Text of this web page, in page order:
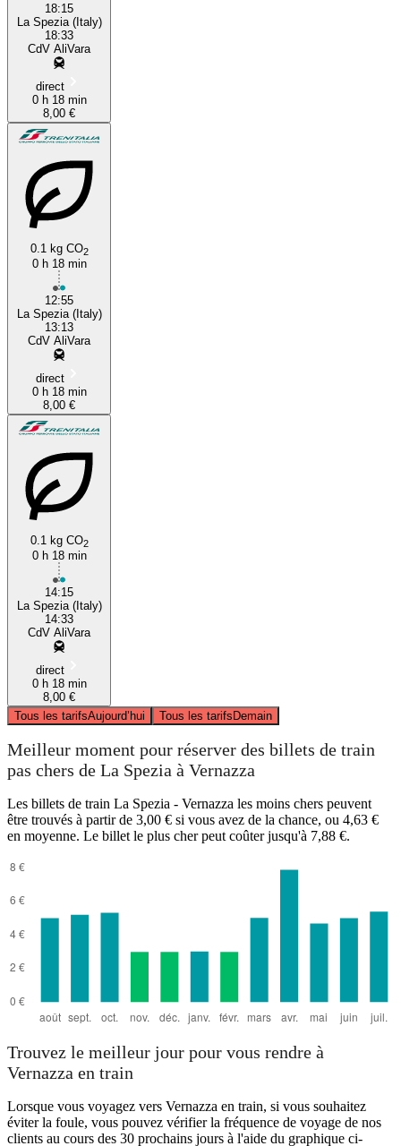
18:15
La Spezia (Italy)
18:33
CdV AliVara
direct
0 h 18 min
8,00 €
0.1 kg CO2
0 h 18 min
12:55
La Spezia (Italy)
13:13
CdV AliVara
direct
0 h 18 min
8,00 €
0.1 kg CO2
0 h 18 min
14:15
La Spezia (Italy)
14:33
CdV AliVara
direct
0 h 18 min
8,00 €
Tous les tarifsAujourd’hui Tous les tarifsDemain
Meilleur moment pour réserver des billets de train
pas chers de La Spezia à Vernazza
Les billets de train La Spezia - Vernazza les moins chers peuvent
être trouvés à partir de 3,00 € si vous avez de la chance, ou 4,63 €
en moyenne. Le billet le plus cher peut coûter jusqu'à 7,88 €.
Trouvez le meilleur jour pour vous rendre à
Vernazza en train
Lorsque vous voyagez vers Vernazza en train, si vous souhaitez
éviter la foule, vous pouvez vérifier la fréquence de voyage de nos
clients au cours des 30 prochains jours à l'aide du graphique ci-